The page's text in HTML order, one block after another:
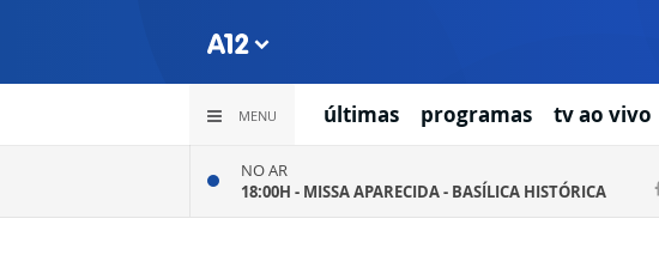
MENU últimas programas tv ao vivo
NO AR
18:00H - MISSA APARECIDA - BASÍLICA HISTÓRICA